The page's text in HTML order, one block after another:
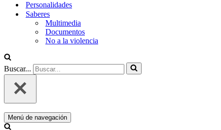
Personalidades
Saberes
Multimedia
Documentos
No a la violencia
Buscar...
Menú de navegación